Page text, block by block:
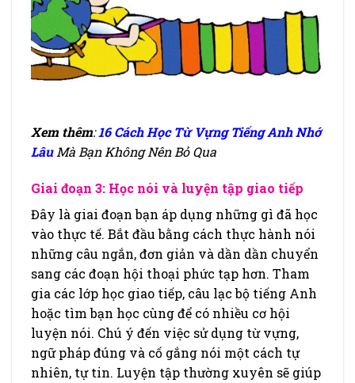
Xem thêm:16 Cách Học Từ Vựng Tiếng Anh Nhớ
LâuMà Bạn Không Nên Bỏ Qua
Giai đoạn 3: Học nói và luyện tập giao tiếp
Đây là giai đoạn bạn áp dụng những gì đã học
vào thực tế. Bắt đầu bằng cách thực hành nói
những câu ngắn, đơn giản và dần dần chuyển
sang các đoạn hội thoại phức tạp hơn. Tham
gia các lớp học giao tiếp, câu lạc bộ tiếng Anh
hoặc tìm bạn học cùng để có nhiều cơ hội
luyện nói. Chú ý đến việc sử dụng từ vựng,
ngữ pháp đúng và cố gắng nói một cách tự
nhiên, tự tin. Luyện tập thường xuyên sẽ giúp